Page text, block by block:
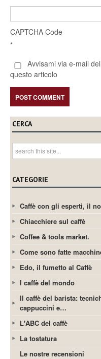
CAPTCHA Code
*
Avvisami via e-mail
questo articolo
CERCA
CATEGORIE
Caffè con gli esperti, il
Chiacchiere sul caffè
Coffee & tools market.
Come sono fatte
Edo, il fumetto al Caffè
I caffè del mondo
Il caffè del barista:
cappuccini e…
L'ABC del caffè
La tostatura
Le nostre recensioni